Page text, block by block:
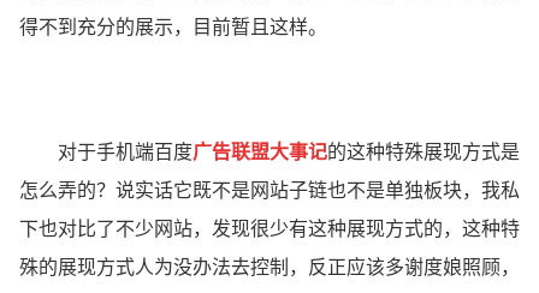
得不到充分的展示，目前暂且这样。
对于手机端百度广告联盟大事记的这种特殊展现方式是
怎么弄的？说实话它既不是网站子链也不是单独板块，我私
下也对比了不少网站，发现很少有这种展现方式的，这种特
殊的展现方式人为没办法去控制，反正应该多谢度娘照顾，